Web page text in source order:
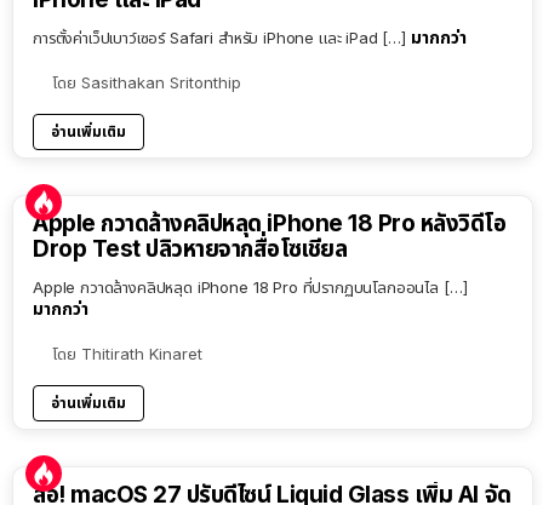
การตั้งค่าเว็ปเบาว์เซอร์ Safari สำหรับ iPhone และ iPad […] มากกว่า
โดย Sasithakan Sritonthip
อ่านเพิ่มเติม
Apple กวาดล้างคลิปหลุด iPhone 18 Pro หลังวิดีโอ
Drop Test ปลิวหายจากสื่อโซเชียล
Apple กวาดล้างคลิปหลุด iPhone 18 Pro ที่ปรากฏบนโลกออนไล […]
มากกว่า
โดย Thitirath Kinaret
อ่านเพิ่มเติม
ลือ! macOS 27 ปรับดีไซน์ Liquid Glass เพิ่ม AI จัด